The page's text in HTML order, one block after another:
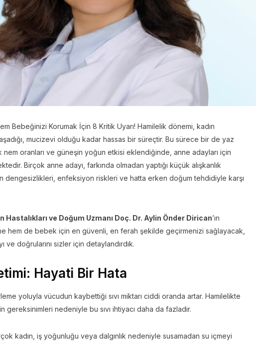
Bebeğinizi Korumak İçin 8 Kritik Uyarı! Hamilelik dönemi, kadın
mucizevi olduğu kadar hassas bir süreçtir. Bu sürece bir de yaz
nem oranları ve güneşin yoğun etkisi eklendiğinde, anne adayları için
Birçok anne adayı, farkında olmadan yaptığı küçük alışkanlık
dengesizlikleri, enfeksiyon riskleri ve hatta erken doğum tehdidiyle karşı
Hastalıkları ve Doğum Uzmanı Doç. Dr. Aylin Önder Dirican’ın
hem de bebek için en güvenli, en ferah şekilde geçirmenizi sağlayacak,
ve doğrularını sizler için detaylandırdık.
Hayati Bir Hata
yoluyla vücudun kaybettiği sıvı miktarı ciddi oranda artar. Hamilelikte
nedeniyle bu sıvı ihtiyacı daha da fazladır.
kadın, iş yoğunluğu veya dalgınlık nedeniyle susamadan su içmeyi